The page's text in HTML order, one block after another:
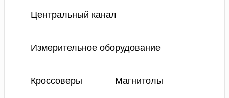
Центральный канал
Измерительное оборудование
Кроссоверы Магнитолы